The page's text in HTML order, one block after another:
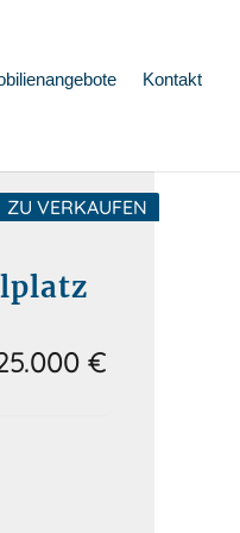
Kontakt
ZU VERKAUFEN
€